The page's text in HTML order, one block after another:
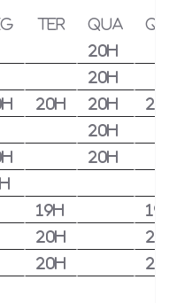
TER QUA
20h
20h
20h 20h
20h
20h
19h
20h
20h